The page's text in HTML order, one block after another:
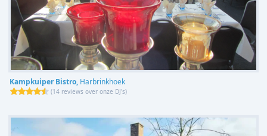
Kampkuiper Bistro, Harbrinkhoek
(14 reviews over onze DJ's)